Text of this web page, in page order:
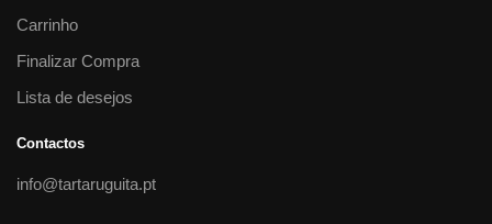
Carrinho
Finalizar Compra
Lista de desejos
Contactos
info@tartaruguita.pt